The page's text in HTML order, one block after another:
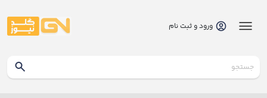
بانک
ورود و ثبت نام